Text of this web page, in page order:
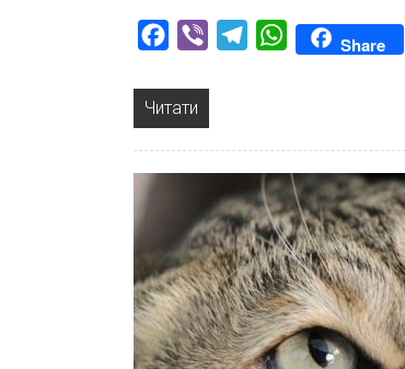
Facebook
Viber TelegramWhatsAppShare
Читати